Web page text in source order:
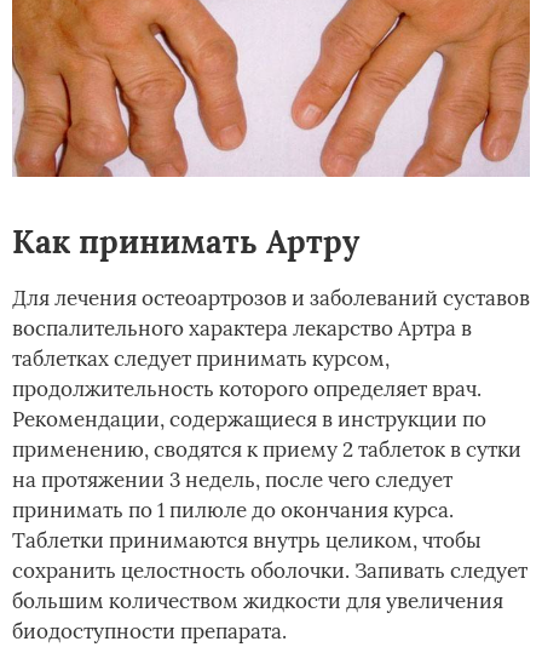
Как принимать Артру
Для лечения остеоартрозов и заболеваний суставов
воспалительного характера лекарство Артра в
таблетках следует принимать курсом,
продолжительность которого определяет врач.
Рекомендации, содержащиеся в инструкции по
применению, сводятся к приему 2 таблеток в сутки
на протяжении 3 недель, после чего следует
принимать по 1 пилюле до окончания курса.
Таблетки принимаются внутрь целиком, чтобы
сохранить целостность оболочки. Запивать следует
большим количеством жидкости для увеличения
биодоступности препарата.